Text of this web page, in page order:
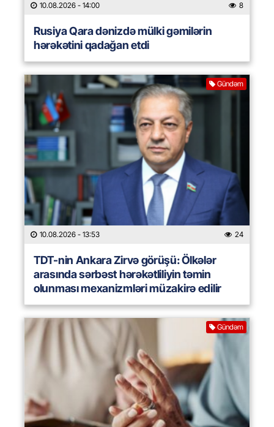
10.08.2026 - 14:00 8
Rusiya Qara dənizdə mülki gəmilərin
hərəkətini qadağan etdi
Gündəm
10.08.2026 - 13:53 24
TDT-nin Ankara Zirvə görüşü: Ölkələr
arasında sərbəst hərəkətliliyin təmin
olunması mexanizmləri müzakirə edilir
Gündəm